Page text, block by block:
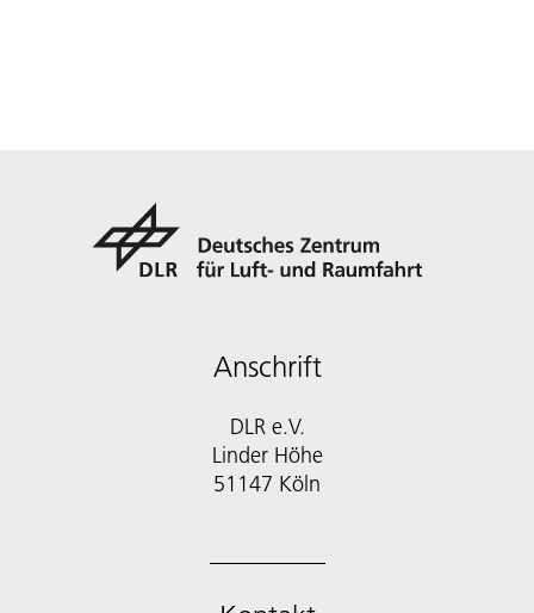
Anschrift
DLR e.V.
Linder Höhe
51147 Köln